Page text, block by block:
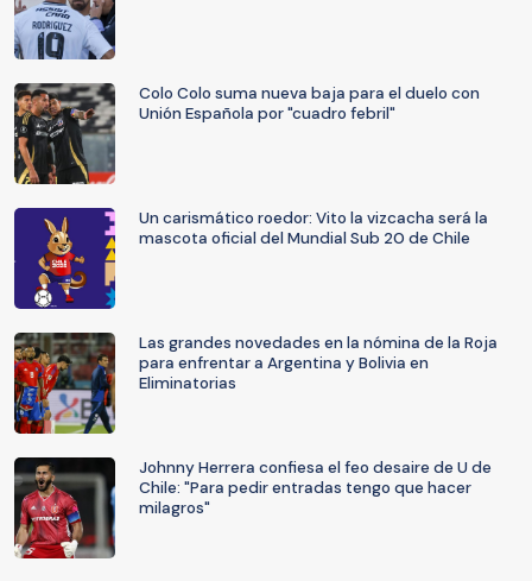
Colo Colo suma nueva baja para el duelo con
Unión Española por "cuadro febril"
Un carismático roedor: Vito la vizcacha será la
mascota oficial del Mundial Sub 20 de Chile
Las grandes novedades en la nómina de la Roja
para enfrentar a Argentina y Bolivia en
Eliminatorias
Johnny Herrera confiesa el feo desaire de U de
Chile: "Para pedir entradas tengo que hacer
milagros"